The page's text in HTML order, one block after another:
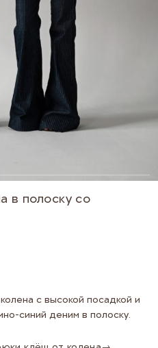
в полоску со
с высокой посадкой и
синий деним в полоску.